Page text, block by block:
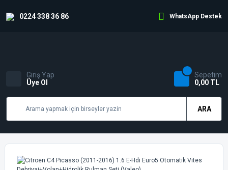
0224 338 36 86 WhatsApp Destek
ARA
Giriş Yap
Üye Ol
Sepetim
0,00 TL